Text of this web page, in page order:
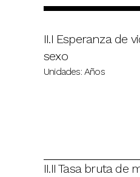
II.I Esperanza de
sexo
Unidades: Años
II.II Tasa bruta de